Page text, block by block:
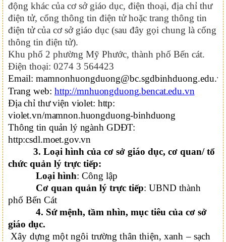
động khác của cơ sở giáo dục, điện thoại, địa chỉ thư
điện tử, cổng thông tin điện tử hoặc trang thông tin
điện tử của cơ sở giáo dục (sau đây gọi chung là cổng
thông tin điện tử).
Khu phố 2 phường Mỹ Phước, thành phố Bến cát.
Điện thoại: 0274 3 564423
Email:
Trang web: http://mnhuongduong.bencat.edu.vn
Địa chỉ thư viện violet: http:
violet.vn/mamnon.huongduong-binhduong
Thông tin quản lý ngành GDĐT:
http:csdl.moet.gov.vn
3. Loại hình của cơ sở giáo dục, cơ quan/ tổ
chức quản lý trực tiếp:
Loại hình: Công lập
Cơ quan quản lý trực tiếp: UBND thành
phố Bến Cát
4. Sứ mệnh, tầm nhìn, mục tiêu của cơ sở
giáo dục.
Xây dựng một ngôi trường thân thiện, xanh – sạch